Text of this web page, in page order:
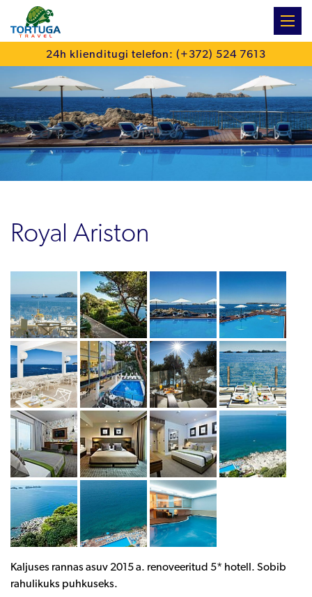
24h klienditugi telefon: (+372) 524 7613
Royal Ariston
Kaljuses rannas asuv 2015 a. renoveeritud 5* hotell. Sobib
rahulikuks puhkuseks.